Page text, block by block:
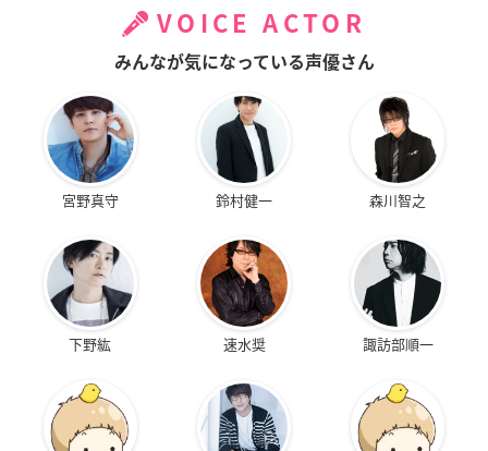
VOICE ACTOR
みんなが気になっている声優さん
宮野真守 鈴村健一 森川智之
下野紘 速水奨 諏訪部順一